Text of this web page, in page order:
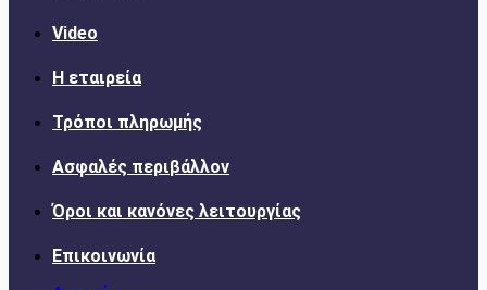
Video
Η εταιρεία
Τρόποι πληρωμής
Ασφαλές περιβάλλον
Όροι και κανόνες λειτουργίας
Επικοινωνία